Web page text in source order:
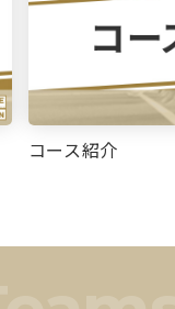
コース紹介